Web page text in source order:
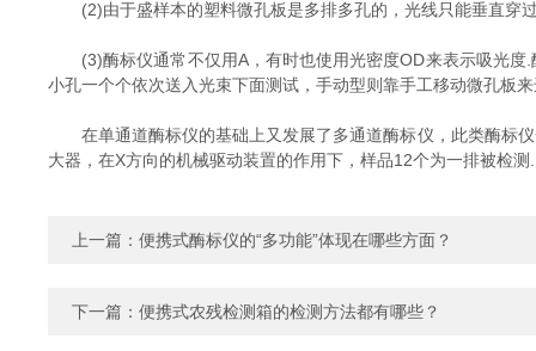
(2)由于盛样本的塑料微孔板是多排多孔的，光线只能垂直穿
(3)酶标仪通常不仅用A，有时也使用光密度OD来表示吸光度.
小孔一个个依次送入光束下面测试，手动型则靠手工移动微孔板
在单通道酶标仪的基础上又发展了多通道酶标仪，此类酶标仪
大器，在X方向的机械驱动装置的作用下，样品12个为一排被检
上一篇： 便携式酶标仪的“多功能”体现在哪些方面？
下一篇： 便携式农残检测箱的检测方法都有哪些？